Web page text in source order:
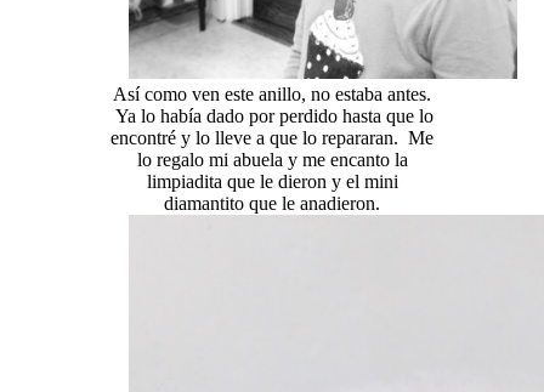
Así como ven este anillo, no estaba antes.
Ya lo había dado por perdido hasta que lo
encontré y lo lleve a que lo repararan. Me
lo regalo mi abuela y me encanto la
limpiadita que le dieron y el mini
diamantito que le anadieron.